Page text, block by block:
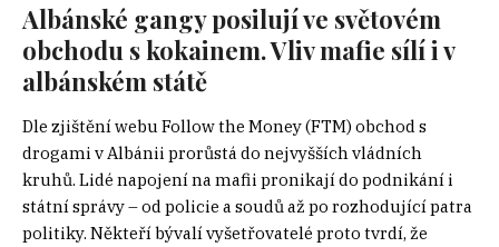
Albánské gangy posilují ve světovém
obchodu s kokainem. Vliv mafie sílí i v
albánském státě
Dle zjištění webu Follow the Money (FTM) obchod s
drogami v Albánii prorůstá do nejvyšších vládních
kruhů. Lidé napojení na mafii pronikají do podnikání i
státní správy – od policie a soudů až po rozhodující patra
politiky. Někteří bývalí vyšetřovatelé proto tvrdí, že